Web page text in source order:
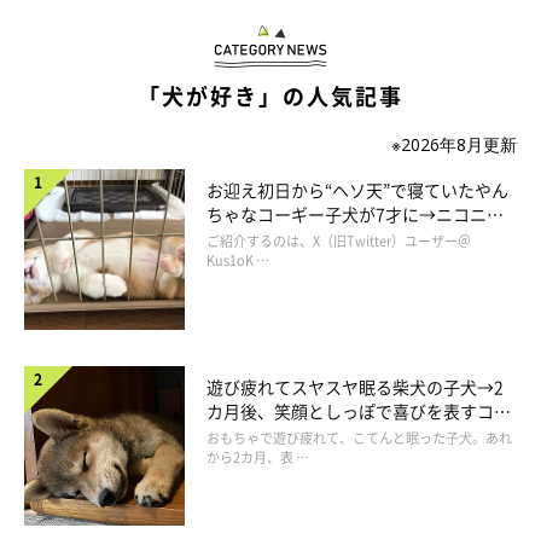
「犬が好き」の人気記事
※2026年8月更新
お迎え初日から“ヘソ天”で寝ていたやん
ちゃなコーギー子犬が7才に→ニコニ
コ“コーギースマイル”が魅力のコに成
長！
ご紹介するのは、X（旧Twitter）ユーザー＠
Kus1oK …
遊び疲れてスヤスヤ眠る柴犬の子犬→2
カ月後、笑顔としっぽで喜びを表すコに
成長！
おもちゃで遊び疲れて、こてんと眠った子犬。あれ
から2カ月、表 …